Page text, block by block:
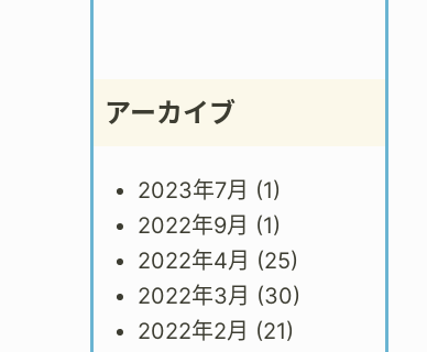
アーカイブ
2023年7月 (1)
2022年9月 (1)
2022年4月 (25)
2022年3月 (30)
2022年2月 (21)